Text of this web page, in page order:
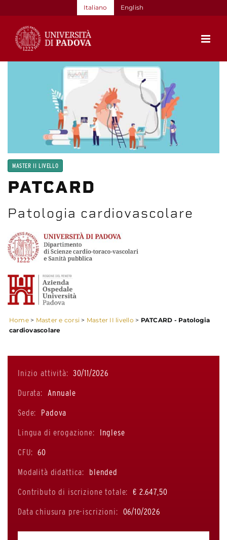
contenuto
Italiano English
MASTER II LIVELLO
PATCARD
Patologia cardiovascolare
Home> Master e corsi > Master II livello > PATCARD - Patologia
cardiovascolare
Inizio attività: 30/11/2026
Durata: Annuale
Sede: Padova
Lingua di erogazione: Inglese
CFU: 60
Modalità didattica: blended
Contributo di iscrizione totale: € 2.647,50
Data chiusura pre-iscrizioni: 06/10/2026